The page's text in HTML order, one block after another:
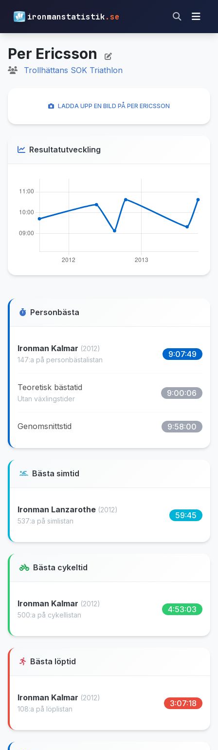
ironmanstatistik.se
Per Ericsson
Trollhättans SOK Triathlon
Personbästa
Ironman Kalmar (2012)
147:a på personbästalistan
9:07:49
Teoretisk bästatid
Utan växlingstider
9:00:06
Genomsnittstid 9:58:00
Bästa simtid
Ironman Lanzarothe (2012)
537:a på simlistan
59:45
Bästa cykeltid
Ironman Kalmar (2012)
500:a på cykellistan
4:53:03
Bästa löptid
Ironman Kalmar (2012)
108:a på löplistan
3:07:18
LADDA UPP EN BILD PÅ PER ERICSSON
Resultatutveckling